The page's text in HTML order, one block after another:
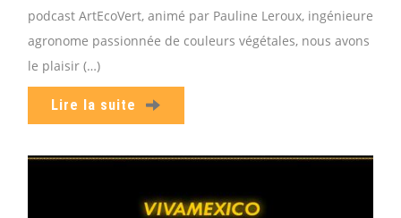
podcast ArtEcoVert, animé par Pauline Leroux, ingénieure
agronome passionnée de couleurs végétales, nous avons
le plaisir (…)
Lire la suite